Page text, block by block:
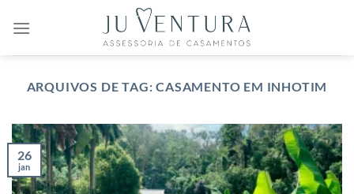
ARQUIVOS DE TAG:CASAMENTO EM INHOTIM
26
jan